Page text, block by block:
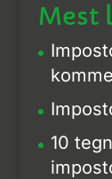
Mest
10